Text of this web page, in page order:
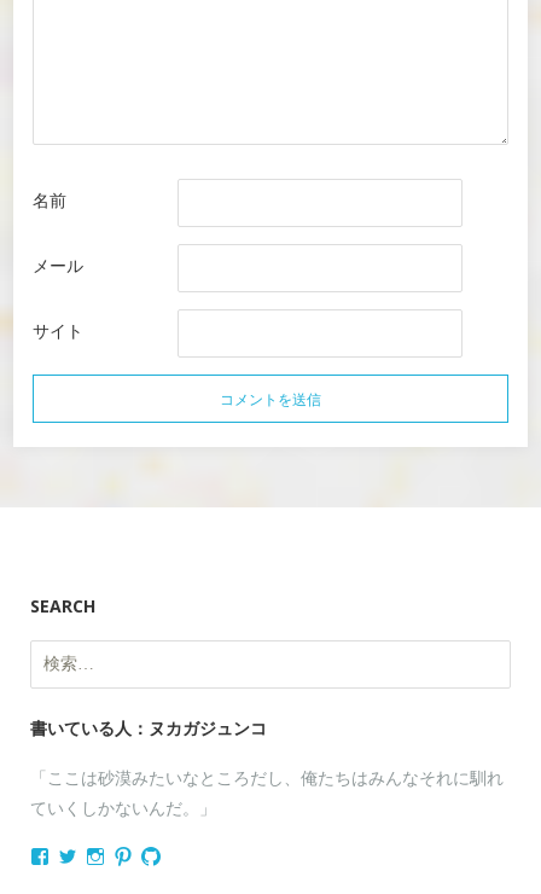
名前
メール
サイト
SEARCH
索:
書いている人：ヌカガジュンコ
「ここは砂漠みたいなところだし、俺たちはみんなそれに馴れ
ていくしかないんだ。」
nukagajunko
nukaganukaganukaganukaga